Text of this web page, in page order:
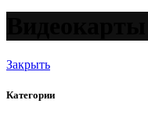
Закрыть
Категории